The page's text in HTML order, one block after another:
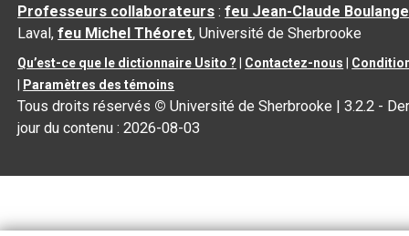
Professeurs collaborateurs :feu Jean-Claude
Laval,feu Michel Théoret, Université de Sherbrooke
Qu’est-ce que le dictionnaire Usito ? Contactez-nous
Paramètres des témoins
Tous droits réservés © Université de Sherbrooke |3.2.2 -
jour du contenu :2026-08-03